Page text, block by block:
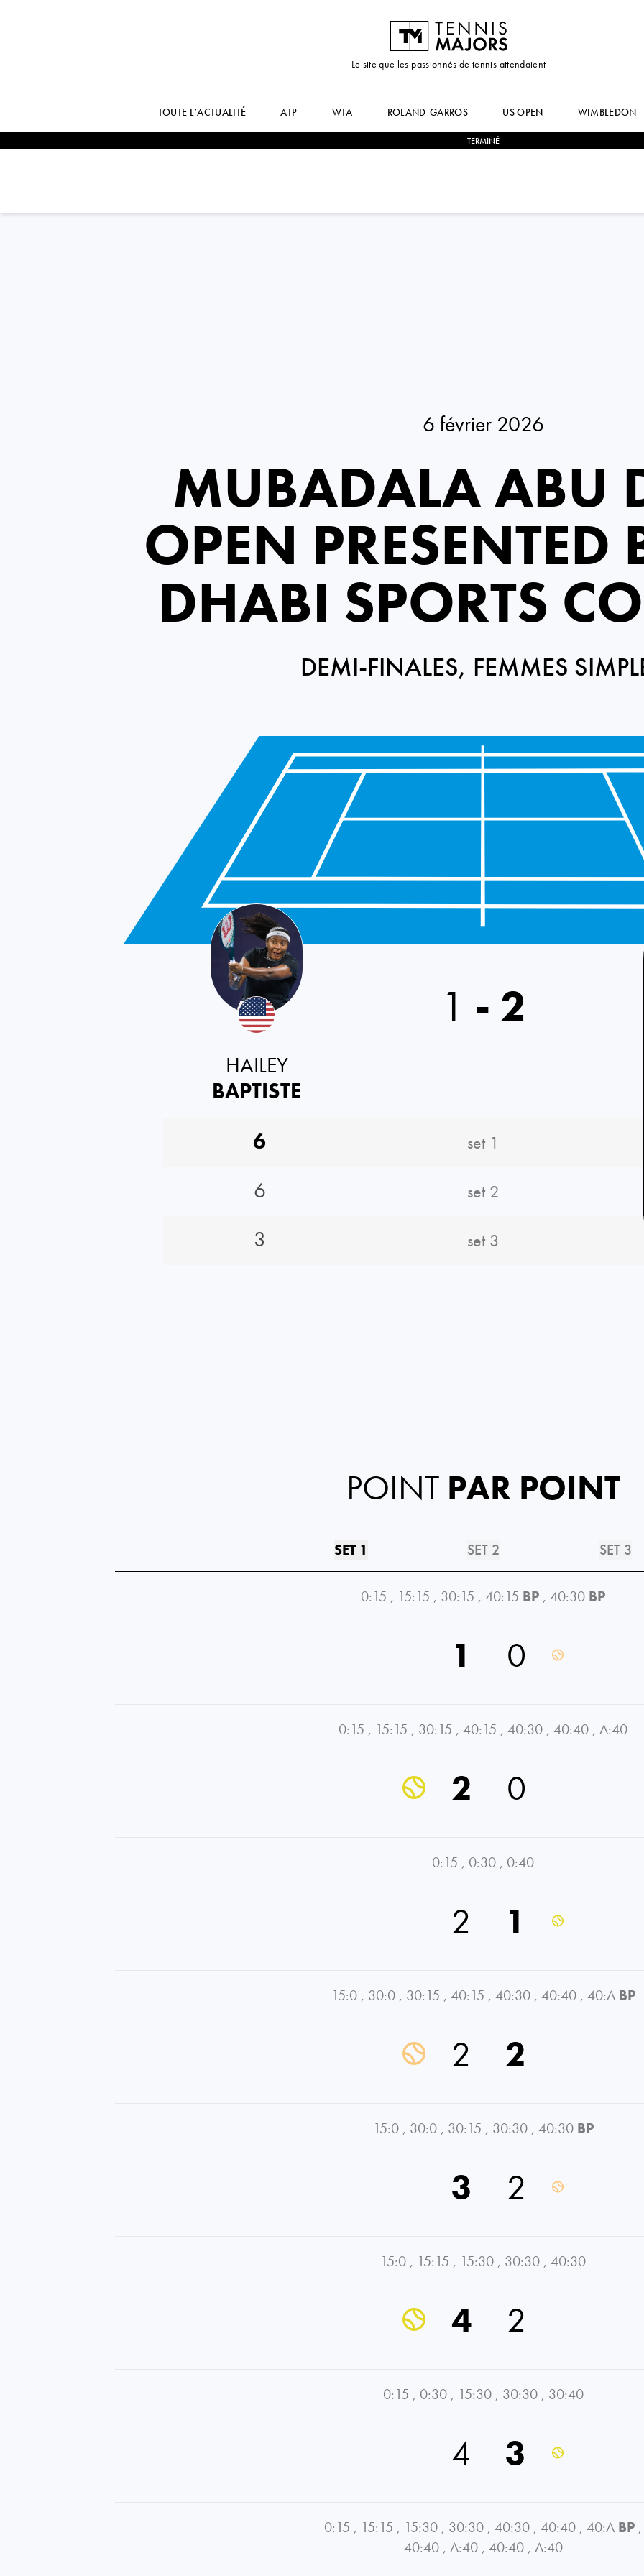
Le site que les passionnés de tennis attendaient
TOUTE L’ACTUALITÉ ATP WTA ROLAND-GARROS US OPEN WIMBLEDON
TERMINÉ
6 février 2026
MUBADALA ABU
OPEN PRESENTED
DHABI SPORTS
DEMI-FINALES, FEMMES
USA
HAILEY
BAPTISTE
1 - 2
6 set 1
6 set 2
3 set 3
POINT PAR POINT
SET 1 SET 2 SET 3
0:15 , 15:15 , 30:15 , 40:15 BP , 40:30 BP
1 0
0:15 , 15:15 , 30:15 , 40:15 , 40:30 , 40:40 , A:40
2 0
0:15 , 0:30 , 0:40
2 1
15:0 , 30:0 , 30:15 , 40:15 , 40:30 , 40:40 , 40:A BP
2 2
15:0 , 30:0 , 30:15 , 30:30 , 40:30 BP
3 2
15:0 , 15:15 , 15:30 , 30:30 , 40:30
4 2
0:15 , 0:30 , 15:30 , 30:30 , 30:40
4 3
0:15 , 15:15 , 15:30 , 30:30 , 40:30 , 40:40 , 40:A BP ,
40:40 , A:40 , 40:40 , A:40